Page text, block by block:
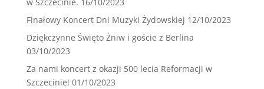
Finałowy Koncert Dni Muzyki Żydowskiej 12/10/2023
Dziękczynne Święto Żniw i goście z Berlina
03/10/2023
Za nami koncert z okazji 500 lecia Reformacji w
Szczecinie! 01/10/2023